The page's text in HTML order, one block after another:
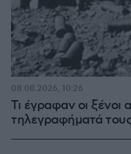
Τι έγραφαν οι ξένοι
τηλεγραφήματά
08.08.2026, 10:26